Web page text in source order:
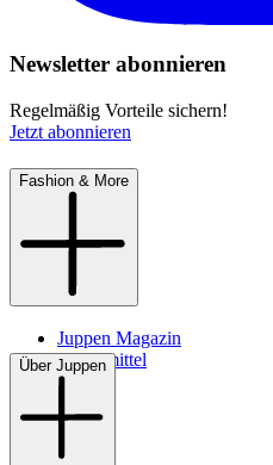
Newsletter abonnieren
Regelmäßig Vorteile sichern!
Jetzt abonnieren
Fashion & More
Juppen Magazin
Pflegemittel
Über Juppen